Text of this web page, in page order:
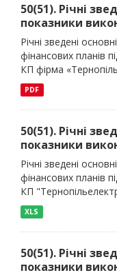
50(51). Річні
показники
Річні зведені
фінансових планів
КП фірма
PDF
50(51). Річні
показники
Річні зведені
фінансових планів
КП
XLS
50(51). Річні
показники